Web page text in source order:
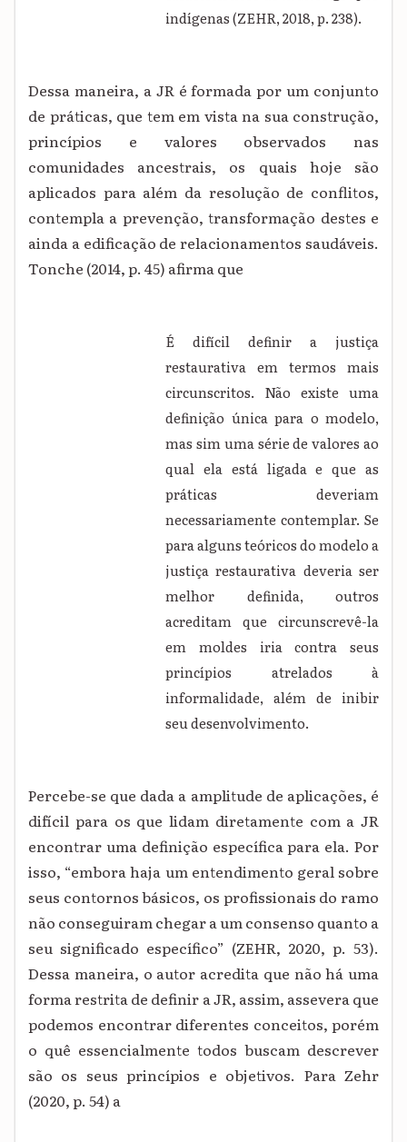
indígenas (ZEHR, 2018, p. 238).
Dessa maneira, a JR é formada por um conjunto
de práticas, que tem em vista na sua construção,
princípios e valores observados nas
comunidades ancestrais, os quais hoje são
aplicados para além da resolução de conflitos,
contempla a prevenção, transformação destes e
ainda a edificação de relacionamentos saudáveis.
Tonche (2014, p. 45) afirma que
É difícil definir a justiça
restaurativa em termos mais
circunscritos. Não existe uma
definição única para o modelo,
mas sim uma série de valores ao
qual ela está ligada e que as
práticas deveriam
necessariamente contemplar. Se
para alguns teóricos do modelo a
justiça restaurativa deveria ser
melhor definida, outros
acreditam que circunscrevê-la
em moldes iria contra seus
princípios atrelados à
informalidade, além de inibir
seu desenvolvimento.
Percebe-se que dada a amplitude de aplicações, é
difícil para os que lidam diretamente com a JR
encontrar uma definição específica para ela. Por
isso, “embora haja um entendimento geral sobre
seus contornos básicos, os profissionais do ramo
não conseguiram chegar a um consenso quanto a
seu significado específico” (ZEHR, 2020, p. 53).
Dessa maneira, o autor acredita que não há uma
forma restrita de definir a JR, assim, assevera que
podemos encontrar diferentes conceitos, porém
o quê essencialmente todos buscam descrever
são os seus princípios e objetivos. Para Zehr
(2020, p. 54) a